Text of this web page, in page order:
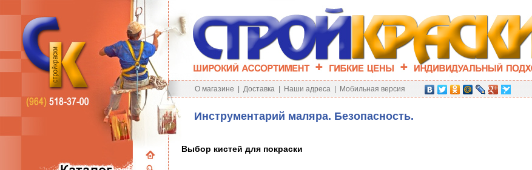
О магазине Доставка Наши адреса Мобильная версия
Инструментарий маляра. Безопасность.
Выбор кистей для покраски